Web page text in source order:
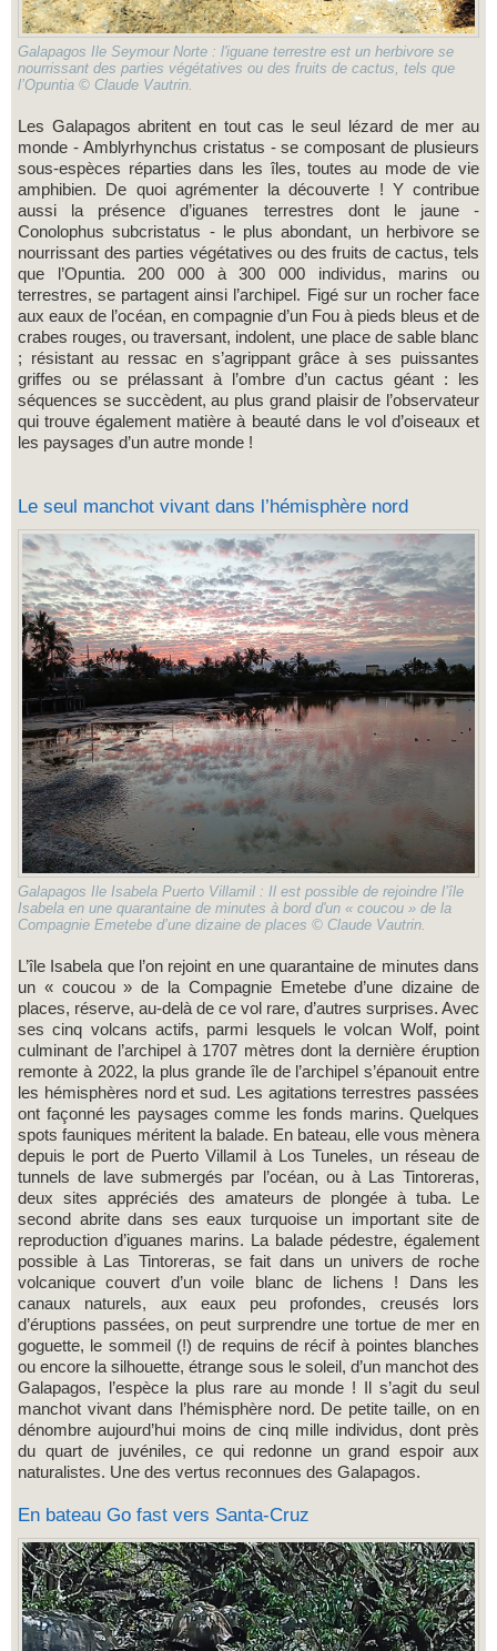
Galapagos Ile Seymour Norte : l'iguane terrestre est un herbivore se
nourrissant des parties végétatives ou des fruits de cactus, tels que
l’Opuntia © Claude Vautrin.
Les Galapagos abritent en tout cas le seul lézard de mer au
monde - Amblyrhynchus cristatus - se composant de plusieurs
sous-espèces réparties dans les îles, toutes au mode de vie
amphibien. De quoi agrémenter la découverte ! Y contribue
aussi la présence d’iguanes terrestres dont le jaune -
Conolophus subcristatus - le plus abondant, un herbivore se
nourrissant des parties végétatives ou des fruits de cactus, tels
que l’Opuntia. 200 000 à 300 000 individus, marins ou
terrestres, se partagent ainsi l’archipel. Figé sur un rocher face
aux eaux de l’océan, en compagnie d’un Fou à pieds bleus et de
crabes rouges, ou traversant, indolent, une place de sable blanc
; résistant au ressac en s’agrippant grâce à ses puissantes
griffes ou se prélassant à l’ombre d’un cactus géant : les
séquences se succèdent, au plus grand plaisir de l’observateur
qui trouve également matière à beauté dans le vol d’oiseaux et
les paysages d’un autre monde !
Le seul manchot vivant dans l’hémisphère nord
Galapagos Ile Isabela Puerto Villamil : Il est possible de rejoindre l’île
Isabela en une quarantaine de minutes à bord d'un « coucou » de la
Compagnie Emetebe d’une dizaine de places © Claude Vautrin.
L’île Isabela que l’on rejoint en une quarantaine de minutes dans
un « coucou » de la Compagnie Emetebe d’une dizaine de
places, réserve, au-delà de ce vol rare, d’autres surprises. Avec
ses cinq volcans actifs, parmi lesquels le volcan Wolf, point
culminant de l’archipel à 1707 mètres dont la dernière éruption
remonte à 2022, la plus grande île de l’archipel s’épanouit entre
les hémisphères nord et sud. Les agitations terrestres passées
ont façonné les paysages comme les fonds marins. Quelques
spots fauniques méritent la balade. En bateau, elle vous mènera
depuis le port de Puerto Villamil à Los Tuneles, un réseau de
tunnels de lave submergés par l’océan, ou à Las Tintoreras,
deux sites appréciés des amateurs de plongée à tuba. Le
second abrite dans ses eaux turquoise un important site de
reproduction d’iguanes marins. La balade pédestre, également
possible à Las Tintoreras, se fait dans un univers de roche
volcanique couvert d’un voile blanc de lichens ! Dans les
canaux naturels, aux eaux peu profondes, creusés lors
d’éruptions passées, on peut surprendre une tortue de mer en
goguette, le sommeil (!) de requins de récif à pointes blanches
ou encore la silhouette, étrange sous le soleil, d’un manchot des
Galapagos, l’espèce la plus rare au monde ! Il s’agit du seul
manchot vivant dans l’hémisphère nord. De petite taille, on en
dénombre aujourd’hui moins de cinq mille individus, dont près
du quart de juvéniles, ce qui redonne un grand espoir aux
naturalistes. Une des vertus reconnues des Galapagos.
En bateau Go fast vers Santa-Cruz